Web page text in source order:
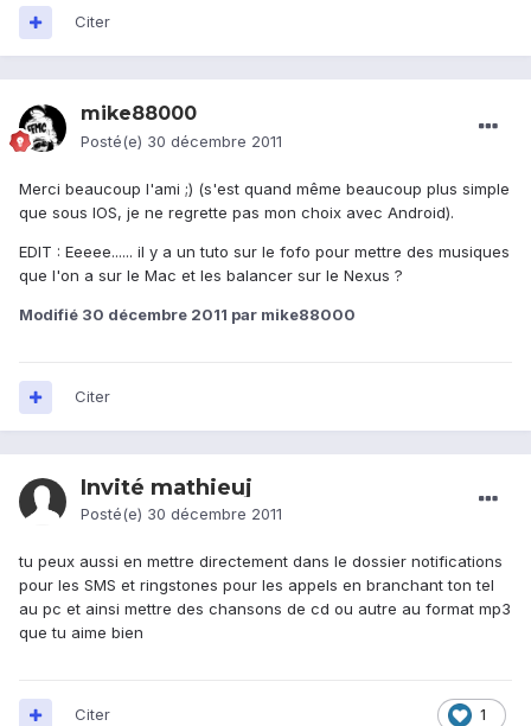
Citer
mike88000
Posté(e) 30 décembre 2011
Merci beaucoup l'ami ;) (s'est quand même beaucoup plus simple
que sous IOS, je ne regrette pas mon choix avec Android).
EDIT : Eeeee...... il y a un tuto sur le fofo pour mettre des musiques
que l'on a sur le Mac et les balancer sur le Nexus ?
Modifié 30 décembre 2011 par mike88000
Citer
Invité mathieuj
Posté(e) 30 décembre 2011
tu peux aussi en mettre directement dans le dossier notifications
pour les SMS et ringstones pour les appels en branchant ton tel
au pc et ainsi mettre des chansons de cd ou autre au format mp3
que tu aime bien
1
Citer